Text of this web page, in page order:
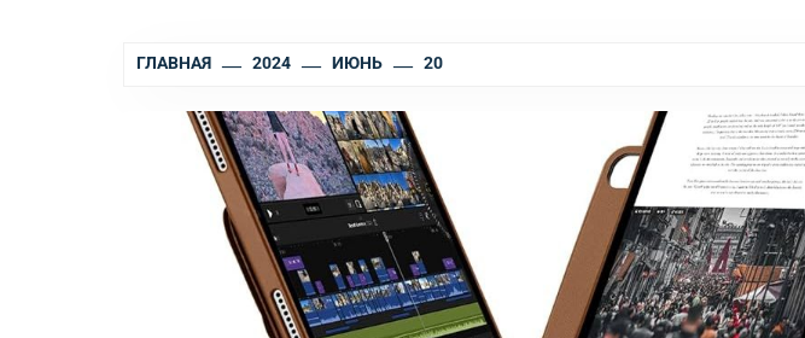
ГЛАВНАЯ 2024 ИЮНЬ 20